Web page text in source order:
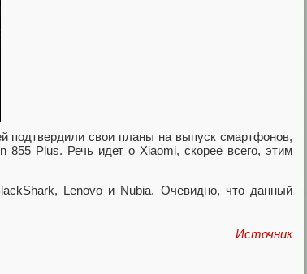
подтвердили свои планы на выпуск смартфонов,
855 Plus. Речь идет о Xiaomi, скорее всего, этим
Lenovo и Nubia. Очевидно, что данный
Источник